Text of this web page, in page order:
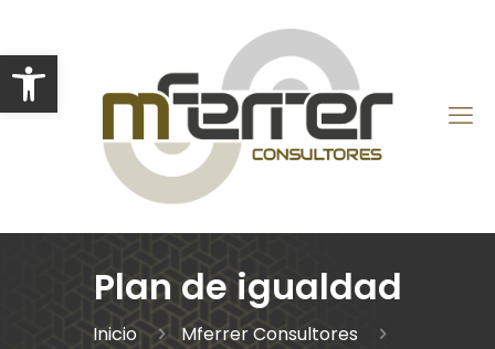
Abrir barra de herramientas
Plan de igualdad
Inicio
Mferrer Consultores